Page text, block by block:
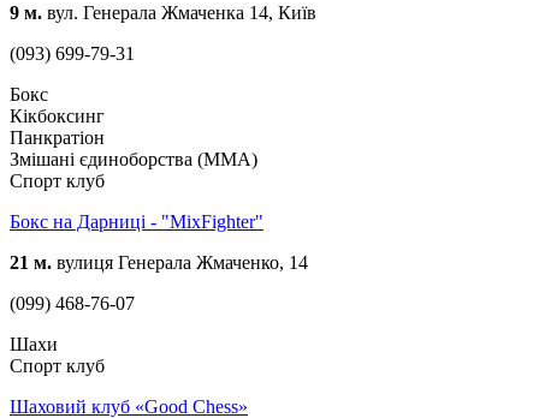
9 м. вул. Генерала Жмаченка 14, Київ
(093) 699-79-31
Бокс
Кікбоксинг
Панкратіон
Змішані єдиноборства (ММА)
Спорт клуб
Бокс на Дарниці - "MixFighter"
21 м. вулиця Генерала Жмаченко, 14
(099) 468-76-07
Шахи
Спорт клуб
Шаховий клуб «Good Chess»